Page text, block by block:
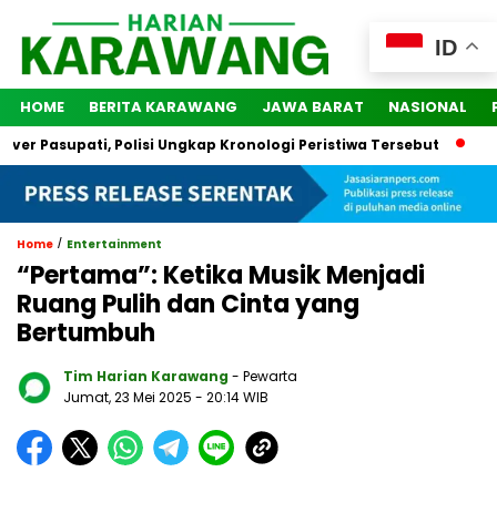
HOME BERITA KARAWANG JAWA BARAT NASIONAL
Polisi Ungkap Kronologi Peristiwa Tersebut 2 Orang
Home / Entertainment
“Pertama”: Ketika Musik Menjadi
Ruang Pulih dan Cinta yang
Bertumbuh
Tim Harian Karawang - Pewarta
Jumat, 23 Mei 2025 - 20:14 WIB
ID